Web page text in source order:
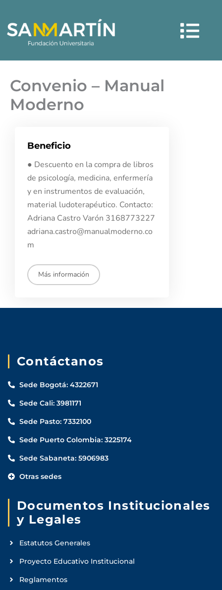
contenido
Menú
Convenio – Manual
Moderno
Beneficio
● Descuento en la compra de libros
de psicología, medicina, enfermería
y en instrumentos de evaluación,
material ludoterapéutico. Contacto:
Adriana Castro Varón 3168773227
adriana.castro@manualmoderno.co
m
Más información
Contáctanos
Sede Bogotá: 4322671
Sede Cali: 3981171
Sede Pasto: 7332100
Sede Puerto Colombia: 3225174
Sede Sabaneta: 5906983
Otras sedes
Documentos Institucionales
y Legales
Estatutos Generales
Proyecto Educativo Institucional
Reglamentos